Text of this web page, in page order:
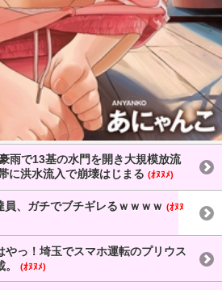
雨で13基の水門を開き大規模放流
に洪水流入で崩壊はじまる (ｵﾇﾇﾒ)
員、ガチでブチギレるｗｗｗｗ (ｵﾇﾇ
やっ！埼玉でスマホ運転のプリウス
。
(ｵﾇﾇﾒ)